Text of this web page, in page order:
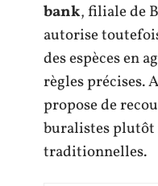
bank, filiale de
autorise
des espèces en
règles précises.
propose de
buralistes plutôt
traditionnelles.